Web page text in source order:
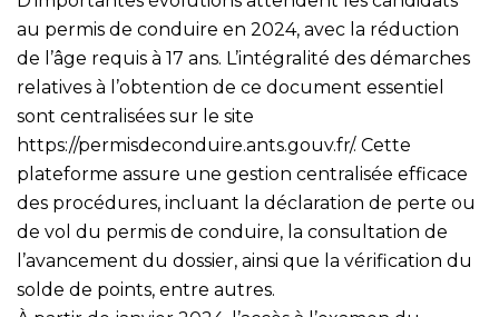
au permis de conduire en 2024, avec la réduction
de l’âge requis à 17 ans. L’intégralité des démarches
relatives à l’obtention de ce document essentiel
sont centralisées sur le site
https://permisdeconduire.ants.gouv.fr/. Cette
plateforme assure une gestion centralisée efficace
des procédures, incluant la déclaration de perte ou
de vol du permis de conduire, la consultation de
l’avancement du dossier, ainsi que la vérification du
solde de points, entre autres.